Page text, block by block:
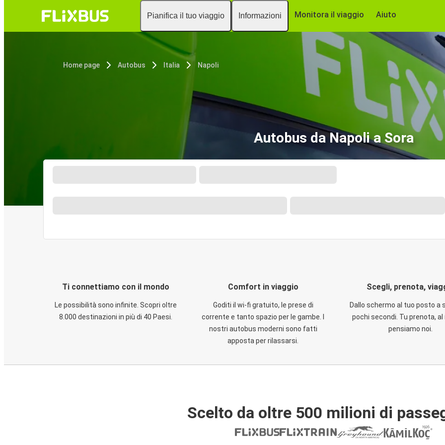
Pianifica il tuo viaggio Informazioni Monitora il viaggio Aiuto
Home page Autobus Italia Napoli
Autobus da Napoli a Sora
Ti connettiamo con il mondo
Le possibilità sono infinite. Scopri oltre
8.000 destinazioni in più di 40 Paesi.
Comfort in viaggio
Goditi il wi-fi gratuito, le prese di
corrente e tanto spazio per le gambe. I
nostri autobus moderni sono fatti
apposta per rilassarsi.
Scegli, prenota,
Dallo schermo al tuo posto a
pochi secondi. Tu prenota,
pensiamo noi.
Scelto da oltre 500 milioni di